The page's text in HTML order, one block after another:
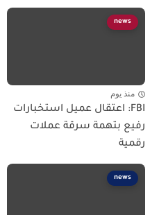
news
منذ يوم
FBI: اعتقال عميل استخبارات
رفيع بتهمة سرقة عملات
رقمية
news